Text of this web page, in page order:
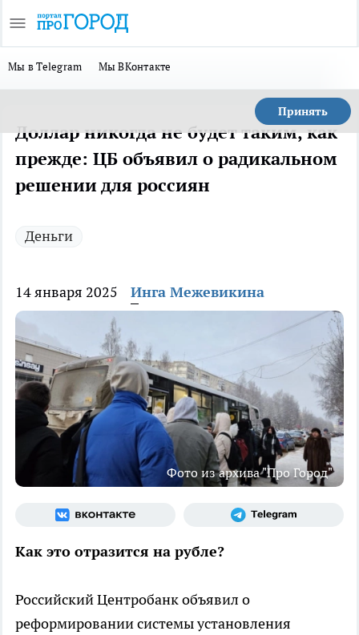
Мы в Telegram Мы ВКонтакте
Принять
Доллар никогда не будет таким, как
прежде: ЦБ объявил о радикальном
решении для россиян
Деньги
14 января 2025 Инга Межевикина
Фото из архива "Про Город"
Как это отразится на рубле?
Российский Центробанк объявил о
реформировании системы установления